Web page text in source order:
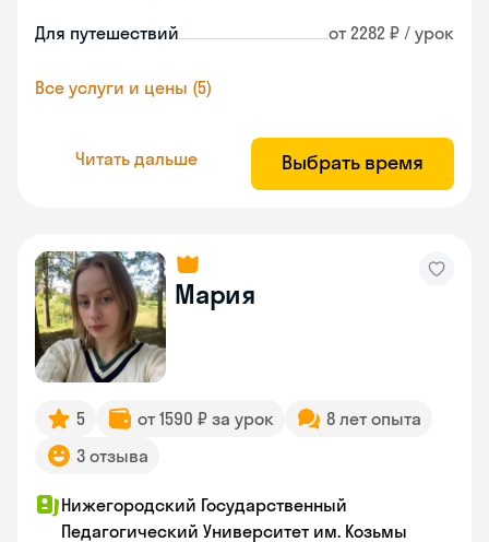
Для путешествий от 2282 ₽ / урок
Все услуги и цены (5)
Читать дальше Выбрать время
Мария
5 от 1590 ₽ за урок
8 лет опыта
3 отзыва
Нижегородский Государственный
Педагогический Университет им. Козьмы